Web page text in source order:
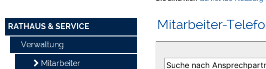
RATHAUS & SERVICE
Verwaltung
Mitarbeiter
Mitarbeiter-